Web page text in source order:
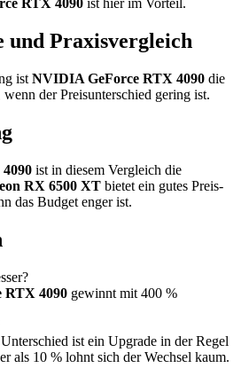
RTX 4090 ist hier im Vorteil.
und Praxisvergleich
ist NVIDIA GeForce RTX 4090 die
der Preisunterschied gering ist.
ist in diesem Vergleich die
RX 6500 XT bietet ein gutes Preis-
das Budget enger ist.
RTX 4090 gewinnt mit 400 %
ist ein Upgrade in der Regel
als 10 % lohnt sich der Wechsel kaum.